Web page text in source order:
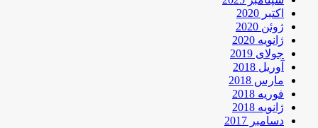
اکتبر 2020
ژوئن 2020
ژانویه 2020
جولای 2019
آوریل 2018
مارس 2018
فوریه 2018
ژانویه 2018
دسامبر 2017